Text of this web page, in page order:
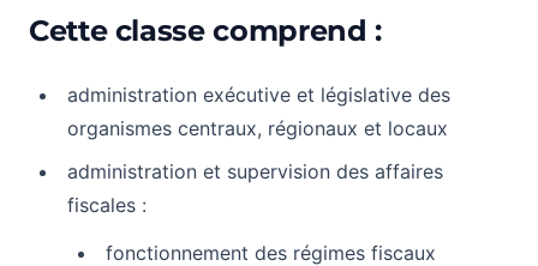
Cette classe comprend :
administration exécutive et législative des
organismes centraux, régionaux et locaux
administration et supervision des affaires
fiscales :
fonctionnement des régimes fiscaux